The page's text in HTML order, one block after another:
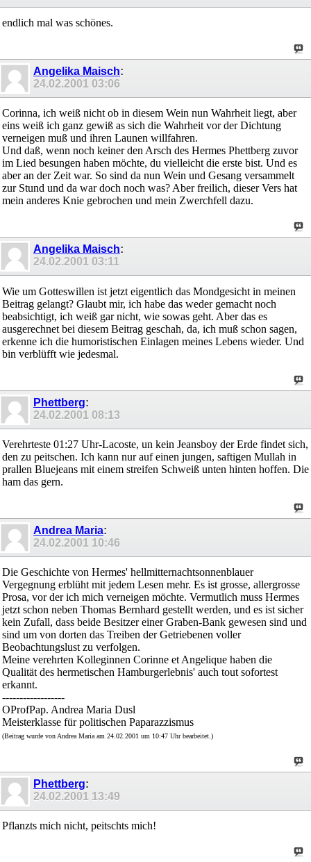
endlich mal was schönes.
Angelika Maisch:
24.02.2001 03:06
Corinna, ich weiß nicht ob in diesem Wein nun Wahrheit liegt, aber
eins weiß ich ganz gewiß as sich die Wahrheit vor der Dichtung
verneigen muß und ihren Launen willfahren.
Und daß, wenn noch keiner den Arsch des Hermes Phettberg zuvor
im Lied besungen haben möchte, du vielleicht die erste bist. Und es
aber an der Zeit war. So sind da nun Wein und Gesang versammelt
zur Stund und da war doch noch was? Aber freilich, dieser Vers hat
mein anderes Knie gebrochen und mein Zwerchfell dazu.
Angelika Maisch:
24.02.2001 03:11
Wie um Gotteswillen ist jetzt eigentlich das Mondgesicht in meinen
Beitrag gelangt? Glaubt mir, ich habe das weder gemacht noch
beabsichtigt, ich weiß gar nicht, wie sowas geht. Aber das es
ausgerechnet bei diesem Beitrag geschah, da, ich muß schon sagen,
erkenne ich die humoristischen Einlagen meines Lebens wieder. Und
bin verblüfft wie jedesmal.
Phettberg:
24.02.2001 08:13
Verehrteste 01:27 Uhr-Lacoste, un kein Jeansboy der Erde findet sich,
den zu peitschen. Ich kann nur auf einen jungen, saftigen Mullah in
prallen Bluejeans mit einem streifen Schweiß unten hinten hoffen. Die
ham das gern.
Andrea Maria:
24.02.2001 10:46
Die Geschichte von Hermes' hellmitternachtsonnenblauer
Vergegnung erblüht mit jedem Lesen mehr. Es ist grosse, allergrosse
Prosa, vor der ich mich verneigen möchte. Vermutlich muss Hermes
jetzt schon neben Thomas Bernhard gestellt werden, und es ist sicher
kein Zufall, dass beide Besitzer einer Graben-Bank gewesen sind und
sind um von dorten das Treiben der Getriebenen voller
Beobachtungslust zu verfolgen.
Meine verehrten Kolleginnen Corinne et Angelique haben die
Qualität des hermetischen Hamburgerlebnis' auch tout sofortest
erkannt.
------------------
OProfPap. Andrea Maria Dusl
Meisterklasse für politischen Paparazzismus
(Beitrag wurde von Andrea Maria am 24.02.2001 um 10:47 Uhr bearbeitet.)
Phettberg:
24.02.2001 13:49
Pflanzts mich nicht, peitschts mich!